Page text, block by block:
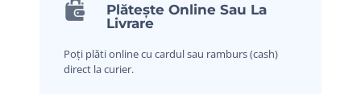
Plătește Online Sau La
Livrare
Poți plăti online cu cardul sau ramburs (cash)
direct la curier.